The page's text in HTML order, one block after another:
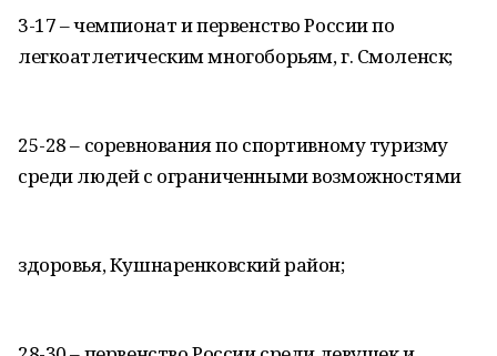
3-17 – чемпионат и первенство России по
легкоатлетическим многоборьям, г. Смоленск;
25-28 – соревнования по спортивному туризму
среди людей с ограниченными возможностями
здоровья, Кушнаренковский район;